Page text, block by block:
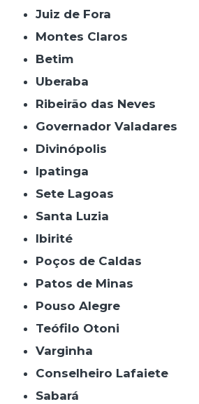
Juiz de Fora
Montes Claros
Betim
Uberaba
Ribeirão das Neves
Governador Valadares
Divinópolis
Ipatinga
Sete Lagoas
Santa Luzia
Ibirité
Poços de Caldas
Patos de Minas
Pouso Alegre
Teófilo Otoni
Varginha
Conselheiro Lafaiete
Sabará